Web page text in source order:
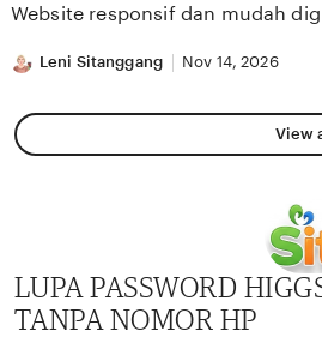
5
Website responsif dan mudah
Leni Sitanggang Nov 14, 2026
View
LUPA PASSWORD
TANPA NOMOR HP